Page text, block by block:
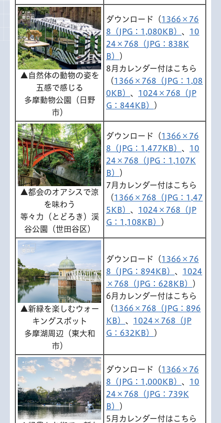
▲自然体の動物の姿を
五感で感じる
多摩動物公園（日野
市）
ダウンロード（1366×76
8（JPG：1,080KB） 、 10
24×768（JPG：838K
B）
）
8月カレンダー付はこちら
（1366×768（JPG：1,08
0KB） 、 1024×768（JP
G：844KB）
）
▲都会のオアシスで涼
を味わう
等々力（とどろき）渓
谷公園（世田谷区）
ダウンロード（1366×76
8（JPG：1,477KB） 、 10
24×768（JPG：1,107K
B）
）
7月カレンダー付はこちら
（1366×768（JPG：1,47
5KB） 、 1024×768（JP
G：1,108KB）
）
▲新緑を楽しむウォー
キングスポット
多摩湖周辺（東大和
市）
ダウンロード（1366×76
8（JPG：894KB） 、 1024
×768（JPG：628KB）
）
6月カレンダー付はこちら
（1366×768（JPG：896
KB） 、 1024×768（JP
G：632KB）
）
ダウンロード（1366×76
8（JPG：1,000KB） 、 10
24×768（JPG：739K
B）
）
5月カレンダー付はこちら